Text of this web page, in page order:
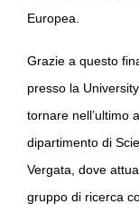
Europea.
Grazie a questo
presso la
tornare nell’ultimo
dipartimento di
Vergata, dove
gruppo di ricerca